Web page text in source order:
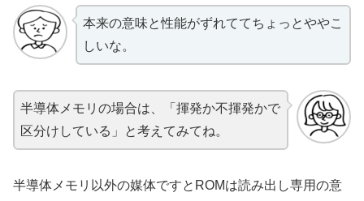
本来の意味と性能がずれててちょっとややこ
しいな。
半導体メモリの場合は、「揮発か不揮発かで
区分けしている」と考えてみてね。
半導体メモリ以外の媒体ですとROMは読み出し専用の意